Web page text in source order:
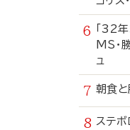
「32
MS・
ュ
朝食
ステボ